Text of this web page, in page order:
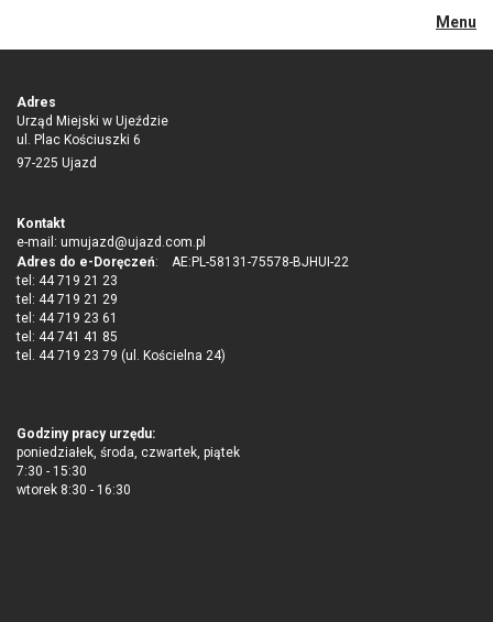
Menu
Adres
Urząd Miejski w Ujeździe
ul. Plac Kościuszki 6
97-225 Ujazd
Kontakt
e-mail: umujazd@ujazd.com.pl
Adres do e-Doręczeń: AE:PL-58131-75578-BJHUI-22
tel: 44 719 21 23
tel: 44 719 21 29
tel: 44 719 23 61
tel: 44 741 41 85
tel. 44 719 23 79 (ul. Kościelna 24)
Godziny pracy urzędu:
poniedziałek, środa, czwartek, piątek
7:30 - 15:30
wtorek 8:30 - 16:30